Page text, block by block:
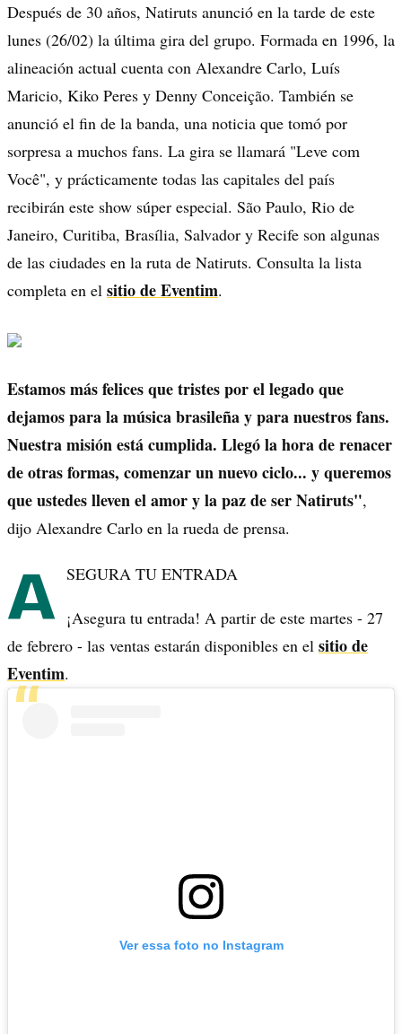
Después de 30 años, Natiruts anunció en la tarde de este
lunes (26/02) la última gira del grupo. Formada en 1996, la
alineación actual cuenta con Alexandre Carlo, Luís
Maricio, Kiko Peres y Denny Conceição. También se
anunció el fin de la banda, una noticia que tomó por
sorpresa a muchos fans. La gira se llamará "Leve com
Você", y prácticamente todas las capitales del país
recibirán este show súper especial. São Paulo, Rio de
Janeiro, Curitiba, Brasília, Salvador y Recife son algunas
de las ciudades en la ruta de Natiruts. Consulta la lista
completa en el sitio de Eventim.
Estamos más felices que tristes por el legado que
dejamos para la música brasileña y para nuestros fans.
Nuestra misión está cumplida. Llegó la hora de renacer
de otras formas, comenzar un nuevo ciclo... y queremos
que ustedes lleven el amor y la paz de ser Natiruts",
dijo Alexandre Carlo en la rueda de prensa.
A SEGURA TU ENTRADA
¡Asegura tu entrada! A partir de este martes - 27
de febrero - las ventas estarán disponibles en el sitio de
Eventim.
Ver essa foto no Instagram